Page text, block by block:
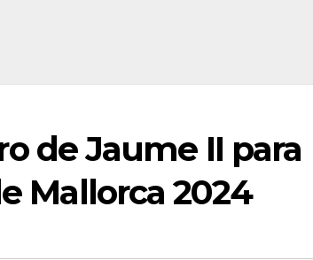
de Jaume II para
Mallorca 2024